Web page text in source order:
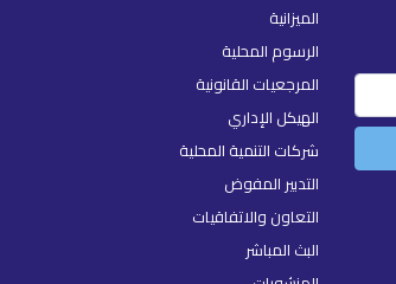
الميزانية
الرسوم المحلية
المرجعيات القانونية
الهيكل الإداري
شركات التنمية المحلية
التدبير المفوض
التعاون والاتفاقيات
البث المباشر